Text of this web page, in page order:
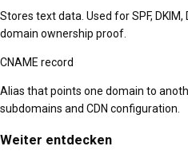
Stores text data. Used for SPF,
domain ownership proof.
CNAME record
Alias that points one domain to
subdomains and CDN configuration.
Weiter entdecken